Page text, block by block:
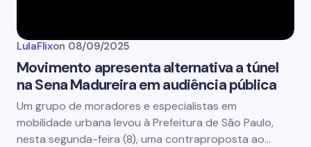
LulaFlixon 08/09/2025
Movimento apresenta alternativa a túnel
na Sena Madureira em audiência pública
Um grupo de moradores e especialistas em
mobilidade urbana levou à Prefeitura de São Paulo,
nesta segunda-feira (8), uma contraproposta ao…